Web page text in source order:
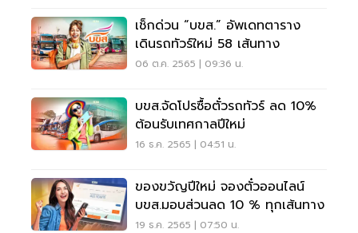
เช็กด่วน “บขส.” อัพเดทตาราง
เดินรถทัวร์ใหม่ 58 เส้นทาง
06 ต.ค. 2565 | 09:36 น.
บขส.จัดโปรซื้อตั๋วรถทัวร์ ลด 10%
ต้อนรับเทศกาลปีใหม่
16 ธ.ค. 2565 | 04:51 น.
ของขวัญปีใหม่ จองตั๋วออนไลน์
บขส.มอบส่วนลด 10 % ทุกเส้นทาง
19 ธ.ค. 2565 | 07:50 น.